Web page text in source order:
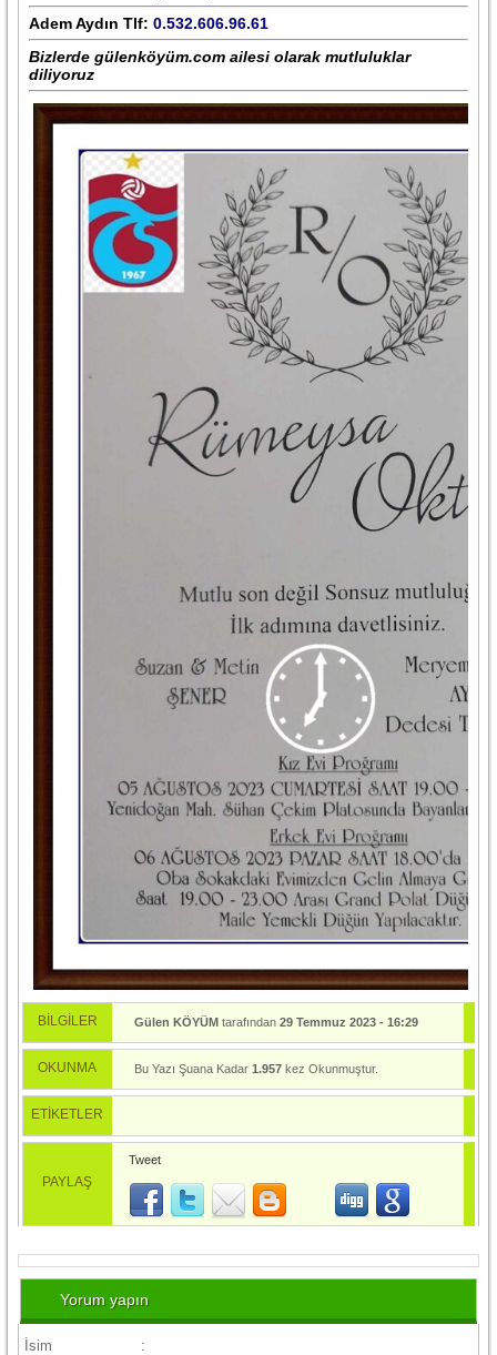
Adem Aydın Tlf: 0.532.606.96.61
Bizlerde gülenköyüm.com ailesi olarak mutluluklar
diliyoruz
BİLGİLER Gülen KÖYÜMtarafından 29 Temmuz 2023 - 16:29
OKUNMA Bu Yazı Şuana Kadar 1.957kez Okunmuştur.
ETİKETLER
PAYLAŞ
Tweet
Yorum yapın
İsim :